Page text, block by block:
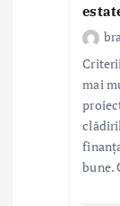
mai
bune.